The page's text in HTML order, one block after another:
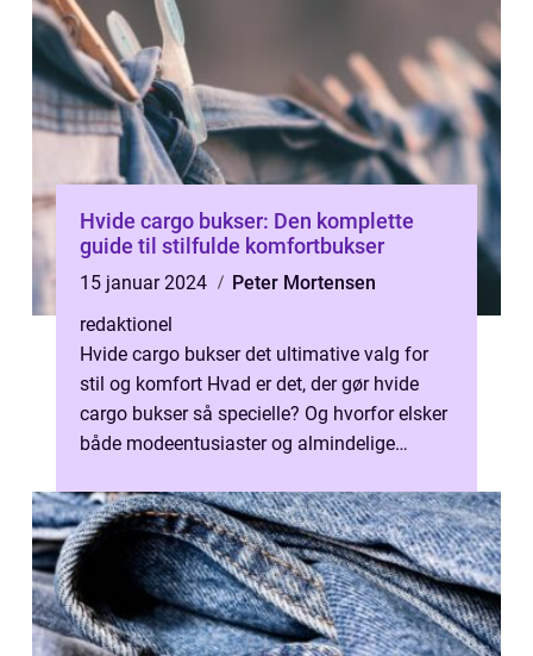
Hvide cargo bukser: Den komplette
guide til stilfulde komfortbukser
15 januar 2024
Peter Mortensen
redaktionel
Hvide cargo bukser det ultimative valg for
stil og komfort Hvad er det, der gør hvide
cargo bukser så specielle? Og hvorfor elsker
både modeentusiaster og almindelige